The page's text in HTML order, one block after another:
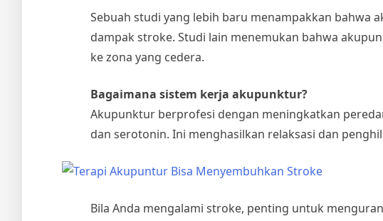
Sebuah studi yang lebih baru menampakkan bahwa
dampak stroke. Studi lain menemukan bahwa
ke zona yang cedera.
Bagaimana sistem kerja akupunktur?
Akupunktur berprofesi dengan meningkatkan
dan serotonin. Ini menghasilkan relaksasi dan
Bila Anda mengalami stroke, penting untuk